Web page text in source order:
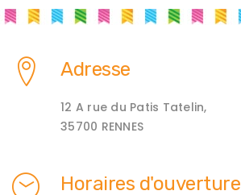
Adresse
12 A rue du Patis Tatelin,
35700 RENNES
Horaires d'ouverture